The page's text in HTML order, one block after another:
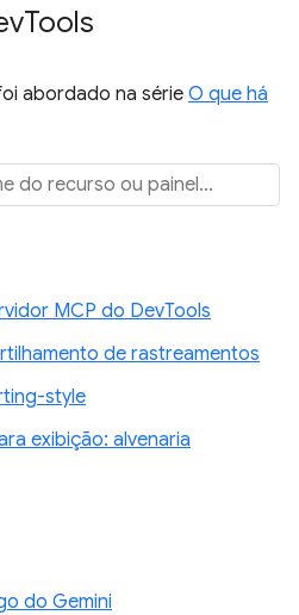
Tools
abordado na série O que há
MCP do DevTools
de rastreamentos
style
exibição: alvenaria
do Gemini